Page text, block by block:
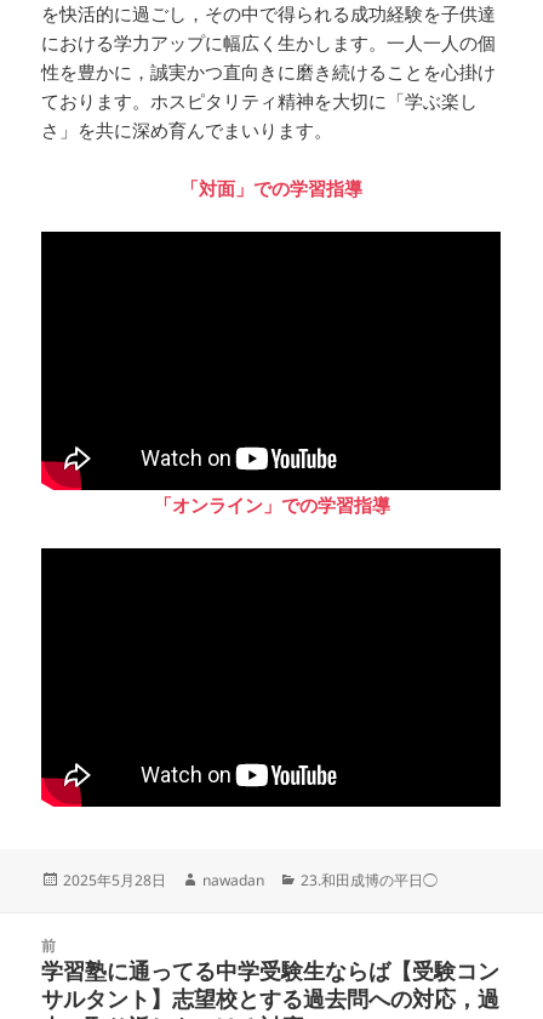
を快活的に過ごし，その中で得られる成功経験を子供達
における学力アップに幅広く生かします。一人一人の個
性を豊かに，誠実かつ直向きに磨き続けることを心掛け
ております。ホスピタリティ精神を大切に「学ぶ楽し
さ」を共に深め育んでまいります。‬
「対面」での学習指導
「オンライン」での学習指導
投
2025年5月28日
作
nawadan
カ
ー
23.和田成博の平日◯
前
前
の
学習塾に通ってる中学受験生ならば【受験コン
サルタント】志望校とする過去問への対応，過